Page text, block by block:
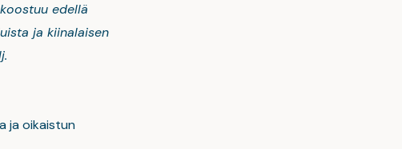
edellä
ja kiinalaisen
ja oikaistun